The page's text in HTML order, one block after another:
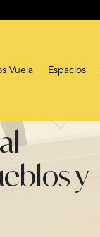
Vuela Espacios
y